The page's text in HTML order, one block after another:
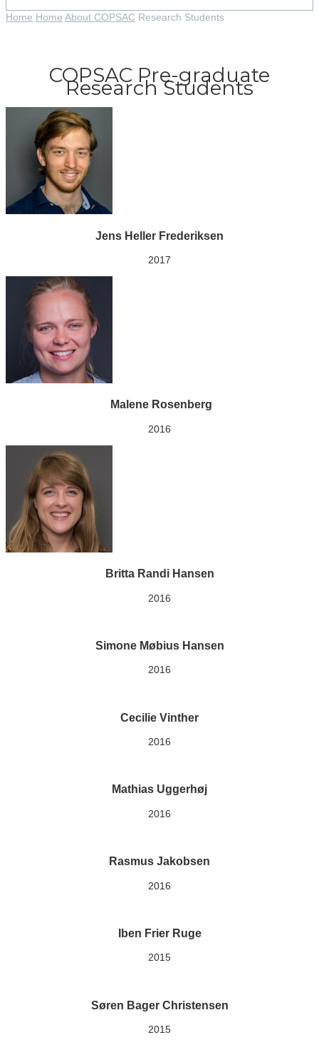
Home Home About COPSAC Research Students
COPSAC Pre-graduate
Research Students
Jens Heller Frederiksen
2017
Malene Rosenberg
2016
Britta Randi Hansen
2016
Simone Møbius Hansen
2016
Cecilie Vinther
2016
Mathias Uggerhøj
2016
Rasmus Jakobsen
2016
Iben Frier Ruge
2015
Søren Bager Christensen
2015